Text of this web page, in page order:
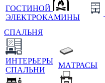
ГОСТИНОЙ
ЭЛЕКТРОКАМИНЫ
СПАЛЬНЯ
ИНТЕРЬЕРЫ
СПАЛЬНИ
МАТРАСЫ